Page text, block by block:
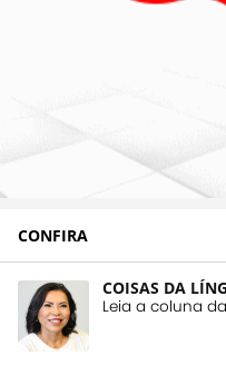
CONFIRA
COISAS DA
Leia a coluna